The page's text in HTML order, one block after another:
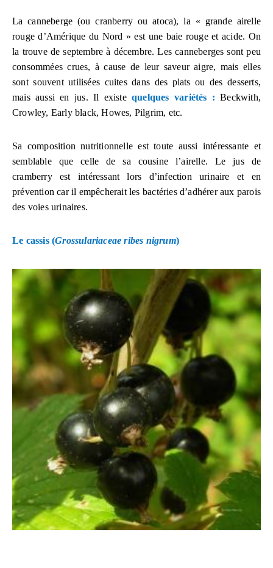
La canneberge (ou cranberry ou atoca), la « grande airelle
rouge d’Amérique du Nord » est une baie rouge et acide. On
la trouve de septembre à décembre. Les canneberges sont peu
consommées crues, à cause de leur saveur aigre, mais elles
sont souvent utilisées cuites dans des plats ou des desserts,
mais aussi en jus. Il existe quelques variétés : Beckwith,
Crowley, Early black, Howes, Pilgrim, etc.
Sa composition nutritionnelle est toute aussi intéressante et
semblable que celle de sa cousine l’airelle. Le jus de
cramberry est intéressant lors d’infection urinaire et en
prévention car il empêcherait les bactéries d’adhérer aux parois
des voies urinaires.
Le cassis (Grossulariaceae ribes nigrum)